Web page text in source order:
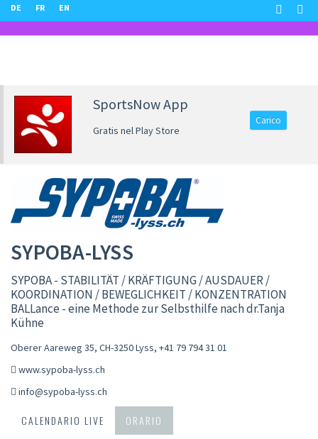
DE FR EN
SportsNow App
Gratis nel Play Store
Carico
SYPOBA-LYSS
SYPOBA - STABILITÄT / KRÄFTIGUNG / AUSDAUER /
KOORDINATION / BEWEGLICHKEIT / KONZENTRATION
BALLance - eine Methode zur Selbsthilfe nach dr.Tanja
Kühne
Oberer Aareweg 35, CH-3250 Lyss, +41 79 794 31 01
www.sypoba-lyss.ch
info@sypoba-lyss.ch
CALENDARIO LIVE
ORARIO